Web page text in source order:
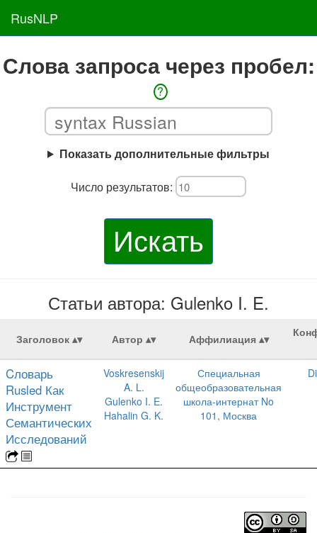
RusNLP
Слова запроса через пробел:
?
Показать дополнительные фильтры
Число результатов:
Искать
Статьи автора: Gulenko I. E.
Заголовок Автор Аффилиация
Cловарь
Rusled Как
Инструмент
Семантических
Исследований
Voskresenskij
A. L.
Gulenko I. E.
Hahalin G. K.
Специальная
общеобразовательная
школа-интернат No
101, Москва